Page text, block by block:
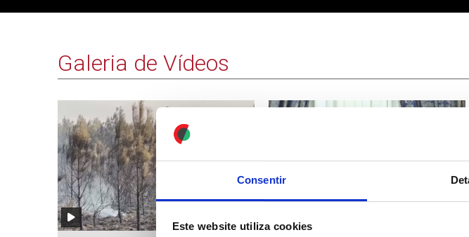
Consentir
Este website utiliza cookies
Galeria de Vídeos